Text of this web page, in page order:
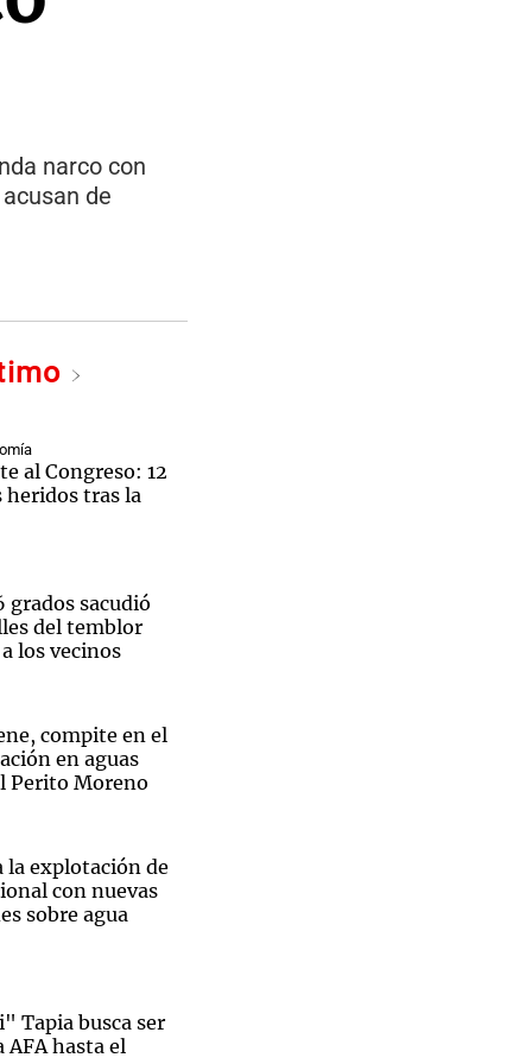
narco con
de
al Congreso: 12
heridos tras la
grados sacudió
del temblor
los vecinos
compite en el
en aguas
Perito Moreno
la explotación de
con nuevas
sobre agua
Tapia busca ser
AFA hasta el